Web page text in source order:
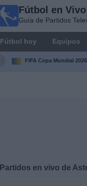
Fútbol en
Guía de Partidos
Fútbol hoy Equipos
FIFA Copa Mundial 2026
Partidos en vivo de